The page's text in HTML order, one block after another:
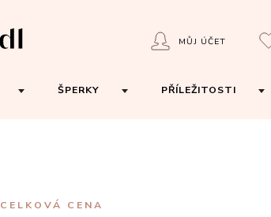
MŮJ ÚČET
ŠPERKY PŘÍLEŽITOSTI
CELKOVÁ CENA